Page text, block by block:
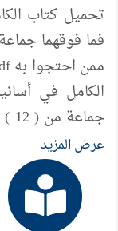
تحميل كتاب
الكامل في
احتجوا به ) ،
عرض المزيد